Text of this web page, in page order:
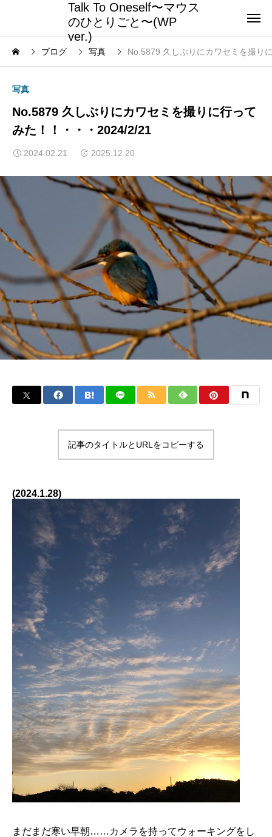
Talk To Oneself〜マウス
のひとりごと〜(WP
ver.)
ブログ 写真 No.5879 久しぶりにカワセミを撮り
写真
No.5879 久しぶりにカワセミを撮りに行って
みた！！・・・2024/2/21
2024.02.21 2025.12.20
記事のタイトルとURLをコピーする
(2024.1.28)
まだまだ寒い早朝……カメラを持ってウォーキングをし